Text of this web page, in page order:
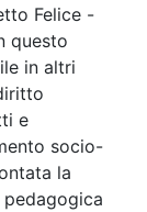
Felice -
questo
in altri
e
socio-
la